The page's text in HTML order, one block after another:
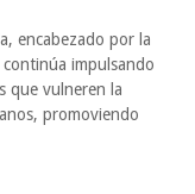
encabezado por la
impulsando
que vulneren la
promoviendo